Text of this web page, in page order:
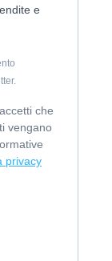
e
che
vengano
privacy